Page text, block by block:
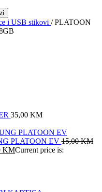
i USB stikovi / PLATOON
35,00 KM
PLATOON EV 15,00KM
KMCurrent price is: